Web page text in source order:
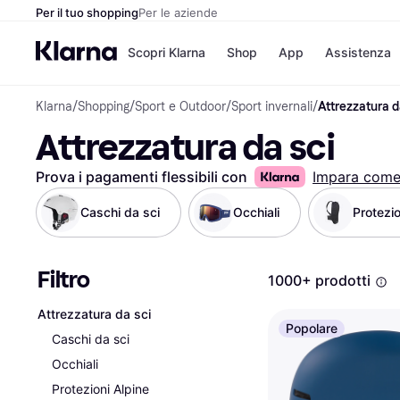
Per il tuo shoppingPer le aziende
Scopri Klarna
Opzioni di
Opzioni di pagamento
Paga ora
Paga in 3 rate
Paga dopo 30 giorni
Finanziamento
Shop
Negozi
eBay
Zalando
Elenco negozi
App Assistenza
Klarna/Shopping/Sport e Outdoor/Sport invernali/Attrezzatura
Attrezzatura da sci
Prova i pagamenti flessibili con Impara come
Caschi da sci Occhiali
Filtro
Attrezzatura da sci
Caschi da sci
Occhiali
Protezioni Alpine
1000+ prodotti
Popolare